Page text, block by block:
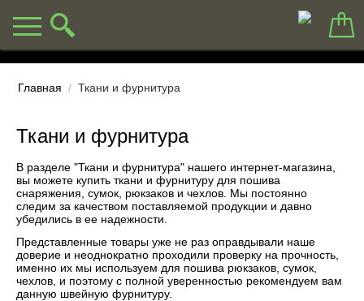
Главная / Ткани и фурнитура
Ткани и фурнитура
В разделе "Ткани и фурнитура" нашего интернет-магазина,
вы можете купить ткани и фурнитуру для пошива
снаряжения, сумок, рюкзаков и чехлов. Мы постоянно
следим за качеством поставляемой продукции и давно
убедились в ее надежности.
Представленные товары уже не раз оправдывали наше
доверие и неоднократно проходили проверку на прочность,
именно их мы используем для пошива рюкзаков, сумок,
чехлов, и поэтому с полной уверенностью рекомендуем вам
данную швейную фурнитуру.